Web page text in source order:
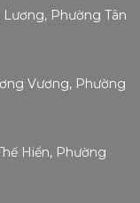
Lương, Phường Tân
Vương, Phường
Hiển, Phường